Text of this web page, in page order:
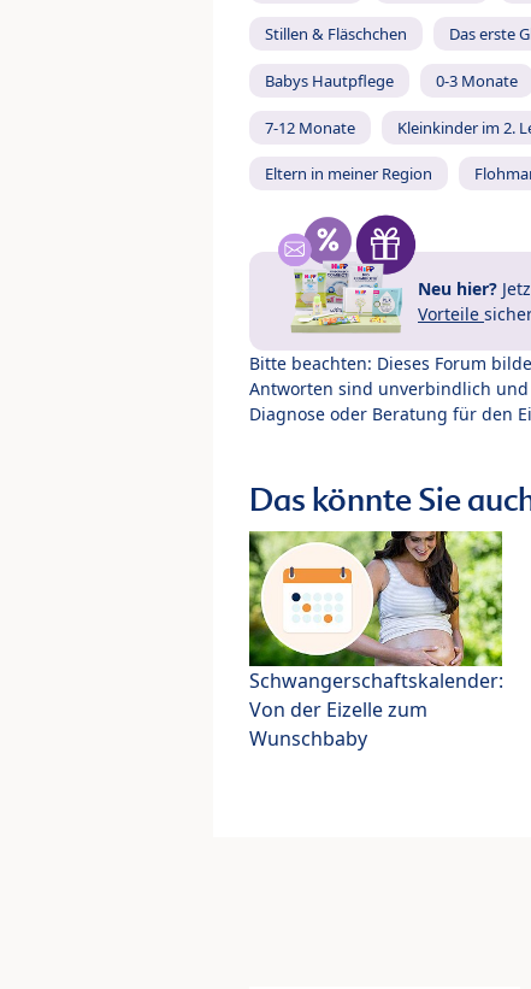
Stillen & Fläschchen Das erste
Babys Hautpflege 0-3 Monate
7-12 Monate Kleinkinder im 2.
Eltern in meiner Region
Neu hier?
Vorteile
Bitte beachten: Dieses Forum
Antworten sind unverbindlich
Diagnose oder Beratung für den
Das könnte Sie
Schwangerschaftskalender:
Von der Eizelle zum
Wunschbaby